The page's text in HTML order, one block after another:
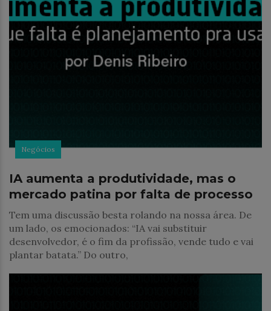
Negócios
IA aumenta a produtividade, mas o
mercado patina por falta de processo
Tem uma discussão besta rolando na nossa área. De
um lado, os emocionados: “IA vai substituir
desenvolvedor, é o fim da profissão, vende tudo e vai
plantar batata.” Do outro,